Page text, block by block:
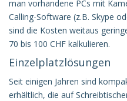
man vorhandene PCs mit
Calling-Software (z.B. Skype
sind die Kosten weitaus
70 bis 100 CHF kalkulieren.
Einzelplatzlösungen
Seit einigen Jahren sind
erhältlich, die auf